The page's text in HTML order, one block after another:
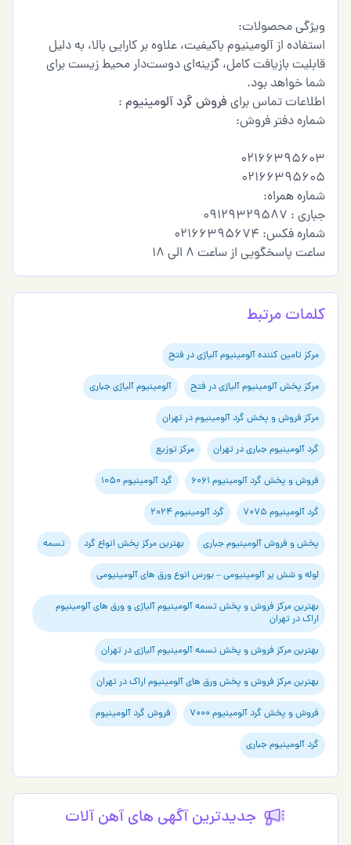
ویژگی محصولات:
استفاده از آلومینیوم باکیفیت، علاوه بر کارایی بالا، به دلیل
قابلیت بازیافت کامل، گزینه‌ای دوست‌دار محیط زیست برای
شما خواهد بود.
اطلاعات تماس برای فروش گرد آلومینیوم :
شماره دفتر فروش:
02166395603
02166395605
شماره همراه:
جباری : 09129329587
شماره فکس: 02166395674
ساعت پاسخگویی از ساعت 8 الی 18
کلمات مرتبط
مرکز تامین کننده آلومینیوم آلیاژی در فتح
مرکز پخش آلومینیوم آلیاژی در فتح آلومینیوم آلیاژی جباری
مرکز فروش و پخش گرد آلومینیوم در تهران
گرد آلومینیوم جباری در تهران مرکز توزیع
فروش و پخش گرد آلومینیوم 6061 گرد آلومینیوم 1050
گرد آلومینیوم 7075 گرد آلومینیوم 2024
پخش و فروش آلومینیوم جباری بهترین مرکز پخش انواع گرد تسمه
لوله و شش پر آلومینیومی – بورس انوع ورق های آلومینیومی
بهترین مرکز فروش و پخش تسمه آلومینیوم آلیاژی و ورق های آلومینیوم
اراک در تهران
بهترین مرکز فروش و پخش تسمه آلومینیوم آلیاژی در تهران
بهترین مرکز فروش و پخش ورق های آلومینیوم اراک در تهران
فروش و پخش گرد آلومینیوم 7000 فروش گرد آلومینیوم
گرد آلومینیوم جباری
جدیدترین آگهی های آهن آلات